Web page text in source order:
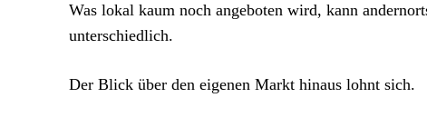
Was lokal kaum noch angeboten wird, kann
unterschiedlich.
Der Blick über den eigenen Markt hinaus lohnt sich.